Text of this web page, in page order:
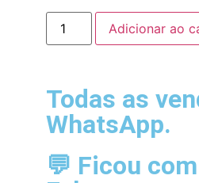
Adicionar ao
Todas as
WhatsApp.
💬 Ficou